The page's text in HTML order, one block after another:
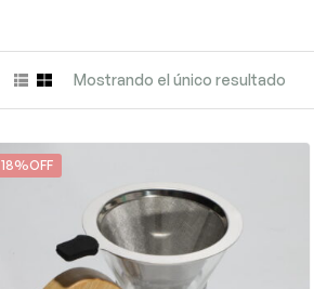
Mostrando el único resultado
18%OFF